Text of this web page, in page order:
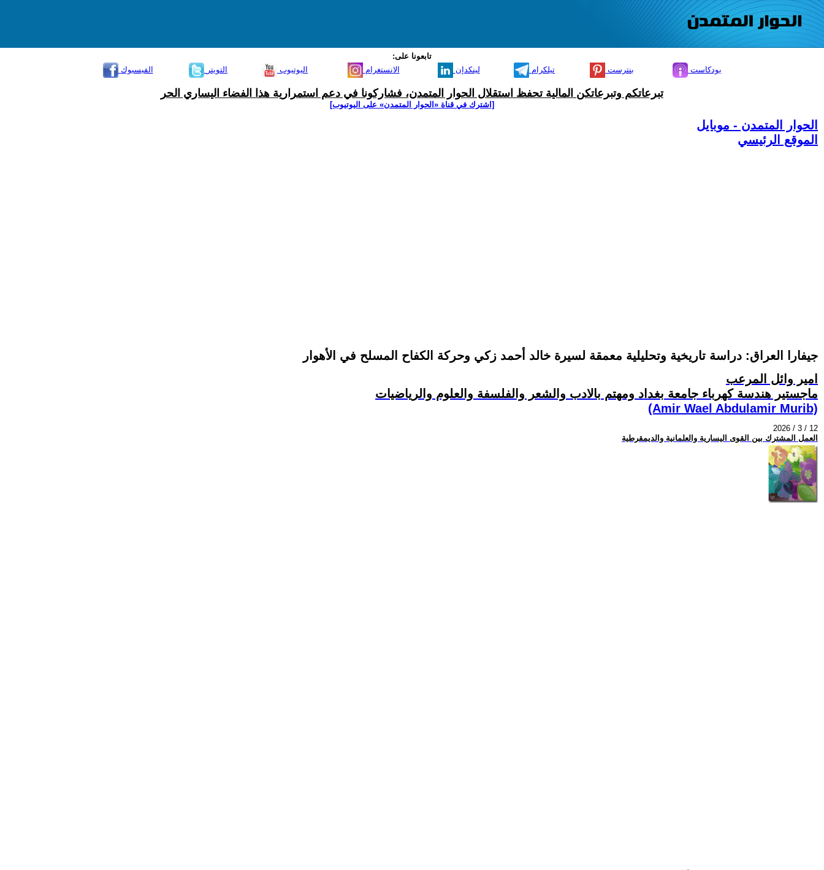
تابعونا على:
الفيسبوك
التويتر اليوتيوب الانستغرام لينكدإن تيلكرام بنترست بودكاست
تبرعاتكم وتبرعاتكن المالية تحفظ استقلال الحوار المتمدن، فشاركونا في دعم استمرارية هذا الفضاء اليساري الحر
[اشترك في قناة ‫«الحوار المتمدن» على اليوتيوب]
الحوار المتمدن - موبايل
الموقع الرئيسي
جيفارا العراق: دراسة تاريخية وتحليلية معمقة لسيرة خالد أحمد زكي وحركة الكفاح المسلح في الأهوار
امير وائل المرعب
ماجستير هندسة كهرباء جامعة بغداد ومهتم بالادب والشعر والفلسفة والعلوم والرياضيات
(Amir Wael Abdulamir Murib)
2026 / 3 / 12
العمل المشترك بين القوى اليسارية والعلمانية والديمقرطية